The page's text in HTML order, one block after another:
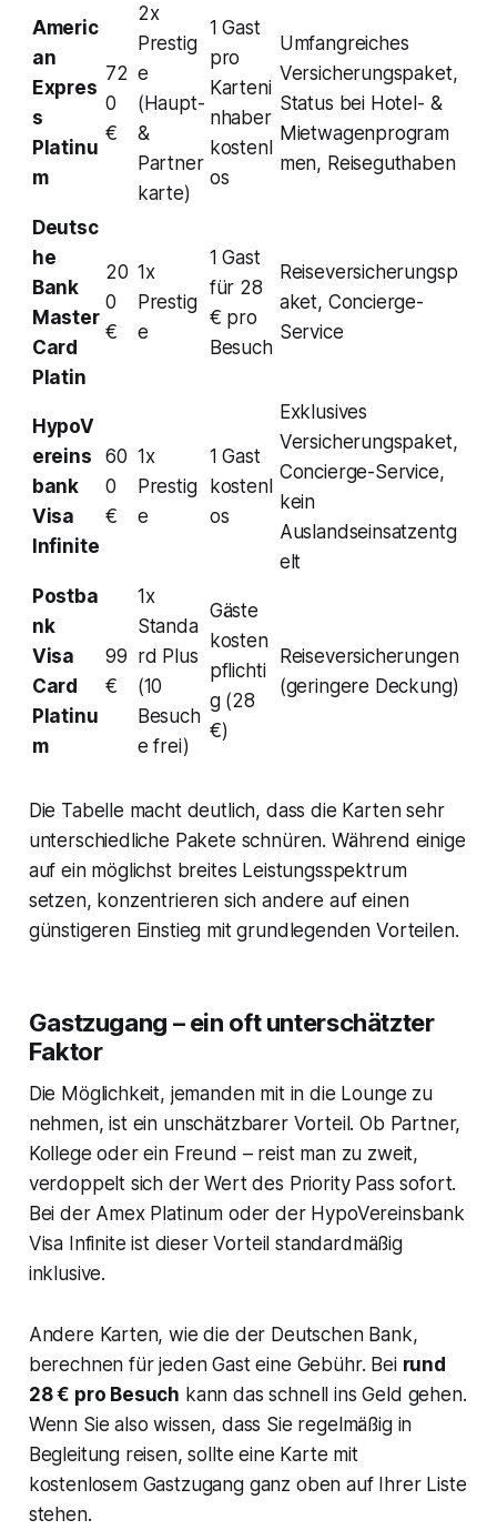
Americ
an
Expres
s
Platinu
m
72
0
€
2x
Prestig
e
(Haupt-
&
Partner
karte)
1 Gast
pro
Karteni
nhaber
kostenl
os
Umfangreiches
Versicherungspaket,
Status bei Hotel- &
Mietwagenprogram
men, Reiseguthaben
Deutsc
he
Bank
Master
Card
Platin
20
0
€
1x
Prestig
e
1 Gast
für 28
€ pro
Besuch
Reiseversicherungsp
aket, Concierge-
Service
HypoV
ereins
bank
Visa
Infinite
60
0
€
1x
Prestig
e
1 Gast
kostenl
os
Exklusives
Versicherungspaket,
Concierge-Service,
kein
Auslandseinsatzentg
elt
Postba
nk
Visa
Card
Platinu
m
99
€
1x
Standa
rd Plus
(10
Besuch
e frei)
Gäste
kosten
pflichti
g (28
€)
Reiseversicherungen
(geringere Deckung)
Die Tabelle macht deutlich, dass die Karten sehr
unterschiedliche Pakete schnüren. Während einige
auf ein möglichst breites Leistungsspektrum
setzen, konzentrieren sich andere auf einen
günstigeren Einstieg mit grundlegenden Vorteilen.
Gastzugang – ein oft unterschätzter
Faktor
Die Möglichkeit, jemanden mit in die Lounge zu
nehmen, ist ein unschätzbarer Vorteil. Ob Partner,
Kollege oder ein Freund – reist man zu zweit,
verdoppelt sich der Wert des Priority Pass sofort.
Bei der Amex Platinum oder der HypoVereinsbank
Visa Infinite ist dieser Vorteil standardmäßig
inklusive.
Andere Karten, wie die der Deutschen Bank,
berechnen für jeden Gast eine Gebühr. Bei rund
28 € pro Besuch kann das schnell ins Geld gehen.
Wenn Sie also wissen, dass Sie regelmäßig in
Begleitung reisen, sollte eine Karte mit
kostenlosem Gastzugang ganz oben auf Ihrer Liste
stehen.